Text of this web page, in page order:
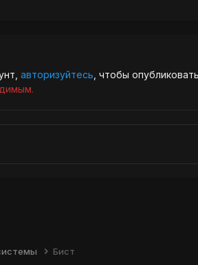
авторизуйтесь , чтобы
Бист